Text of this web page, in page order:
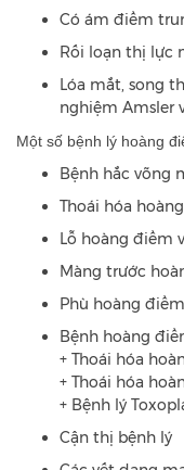
Có ám điểm
Rối loạn thị lực
Lóa mắt, song
nghiệm Amsler
Một số bệnh lý hoàng
Bệnh hắc võng
Thoái hóa
Lỗ hoàng điểm
Màng trước
Phù hoàng
Bệnh hoàng
+ Thoái hóa
+ Thoái hóa
+ Bệnh lý
Cận thị bệnh lý